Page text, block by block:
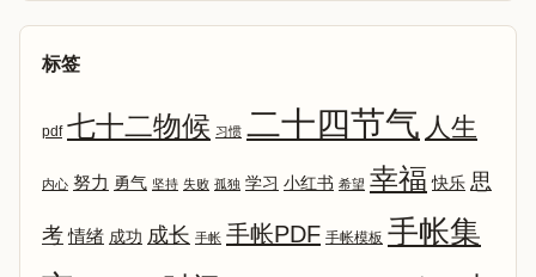
标签
pdf 七十二物候 习惯 二十四节气 人生
内心 努力 勇气 坚持 失败 孤独 学习 小红书 希望 幸福 快乐 思
考 情绪 成功 成长 手帐 手帐PDF 手帐模板 手帐集